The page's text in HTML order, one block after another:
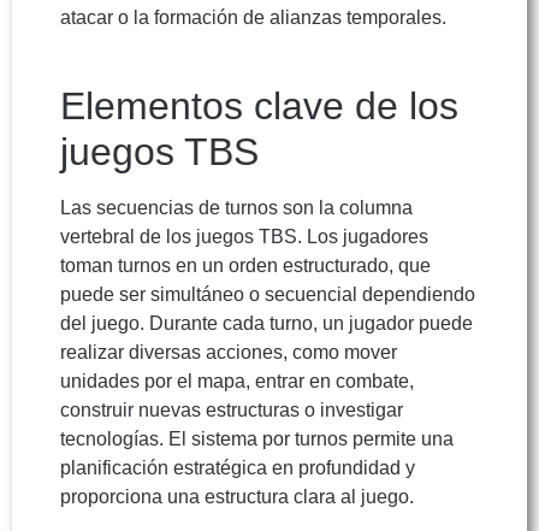
atacar o la formación de alianzas temporales.
Elementos clave de los
juegos TBS
Las secuencias de turnos son la columna
vertebral de los juegos TBS. Los jugadores
toman turnos en un orden estructurado, que
puede ser simultáneo o secuencial dependiendo
del juego. Durante cada turno, un jugador puede
realizar diversas acciones, como mover
unidades por el mapa, entrar en combate,
construir nuevas estructuras o investigar
tecnologías. El sistema por turnos permite una
planificación estratégica en profundidad y
proporciona una estructura clara al juego.